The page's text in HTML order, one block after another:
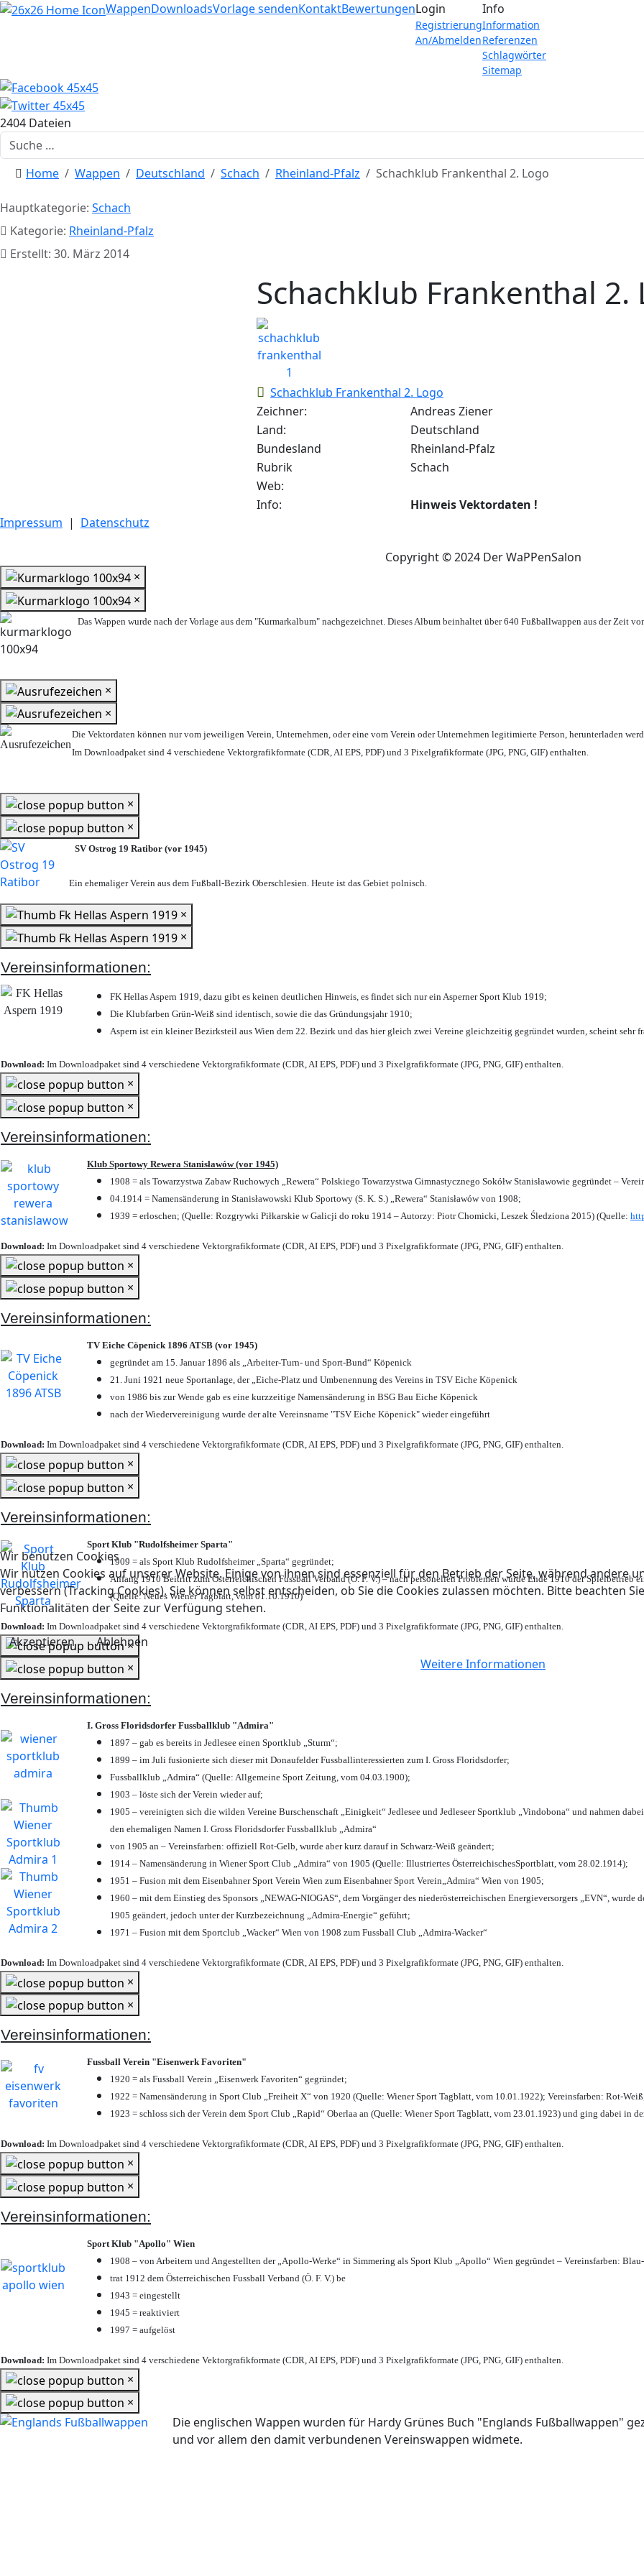
Home
WappenDownloadsVorlage sendenKontaktBewertungenLogin
Registrierung
An/Abmelden
Info
Information
Referenzen
Schlagwörter
Sitemap
2404 Dateien
Suchen
Home Wappen Deutschland Schach Rheinland-Pfalz Schachklub Frankenthal 2. Logo
Hauptkategorie: Schach
Kategorie: Rheinland-Pfalz
Erstellt: 30. März 2014
Schachklub Frankenthal 2.
Schachklub Frankenthal 2. Logo
Zeichner:
Andreas Ziener
Land:
Deutschland
Bundesland
Rheinland-Pfalz
Rubrik
Schach
Web:
Info:
Hinweis Vektordaten !
Impressum | Datenschutz
Copyright © 2024 Der WaPPenSalon
Wir benutzen Cookies
Wir nutzen Cookies auf unserer Website. Einige von ihnen sind essenziell für den Betrieb der Seite, während andere
verbessern (Tracking Cookies). Sie können selbst entscheiden, ob Sie die Cookies zulassen möchten. Bitte beachten
Funktionalitäten der Seite zur Verfügung stehen.
Akzeptieren
Ablehnen
Weitere Informationen
×
×
Das Wappen wurde nach der Vorlage aus dem "Kurmarkalbum" nachgezeichnet. Dieses Album beinhaltet über 640 Fußballwappen aus der Zeit
×
×
Die Vektordaten können nur vom jeweiligen Verein, Unternehmen, oder eine vom Verein oder Unternehmen legitimierte Person, herunterladen
Im Downloadpaket sind 4 verschiedene Vektorgrafikformate (CDR, AI EPS, PDF) und 3 Pixelgrafikformate (JPG, PNG, GIF) enthalten.
×
×
SV Ostrog 19 Ratibor (vor 1945)
Ein ehemaliger Verein aus dem Fußball-Bezirk Oberschlesien. Heute ist das Gebiet polnisch.
×
×
Vereinsinformationen:
FK Hellas Aspern 1919, dazu gibt es keinen deutlichen Hinweis, es findet sich nur ein Asperner Sport Klub 1919;
Die Klubfarben Grün-Weiß sind identisch, sowie die das Gründungsjahr 1910;
Aspern ist ein kleiner Bezirksteil aus Wien dem 22. Bezirk und das hier gleich zwei Vereine gleichzeitig gegründet wurden, scheint sehr
Download: Im Downloadpaket sind 4 verschiedene Vektorgrafikformate (CDR, AI EPS, PDF) und 3 Pixelgrafikformate (JPG, PNG, GIF) enthalten.
×
×
Vereinsinformationen:
Klub Sportowy Rewera Stanisławów (vor 1945)
1908 = als Towarzystwa Zabaw Ruchowych „Rewera“ Polskiego Towarzystwa Gimnastycznego Sokółw Stanisławowie gegründet –
04.1914 = Namensänderung in Stanisławowski Klub Sportowy (S. K. S.) „Rewera“ Stanisławów von 1908;
1939 = erloschen; (Quelle: Rozgrywki Piłkarskie w Galicji do roku 1914 – Autorzy: Piotr Chomicki, Leszek Śledziona 2015) (Quelle:
Download: Im Downloadpaket sind 4 verschiedene Vektorgrafikformate (CDR, AI EPS, PDF) und 3 Pixelgrafikformate (JPG, PNG, GIF) enthalten.
×
×
Vereinsinformationen:
TV Eiche Cöpenick 1896 ATSB (vor 1945)
gegründet am 15. Januar 1896 als „Arbeiter-Turn- und Sport-Bund“ Köpenick
21. Juni 1921 neue Sportanlage, der „Eiche-Platz und Umbenennung des Vereins in TSV Eiche Köpenick
von 1986 bis zur Wende gab es eine kurzzeitige Namensänderung in BSG Bau Eiche Köpenick
nach der Wiedervereinigung wurde der alte Vereinsname "TSV Eiche Köpenick" wieder eingeführt
Download: Im Downloadpaket sind 4 verschiedene Vektorgrafikformate (CDR, AI EPS, PDF) und 3 Pixelgrafikformate (JPG, PNG, GIF) enthalten.
×
×
Vereinsinformationen:
Sport Klub "Rudolfsheimer Sparta"
1909 = als Sport Klub Rudolfsheimer „Sparta“ gegründet;
Anfang 1910 Beitritt zum Österreichischen Fussball Verband (Ö. F. V.) – nach personellen Problemen wurde Ende 1910 der
(Quelle: Neues Wiener Tagblatt, vom 01.10.1910)
Download: Im Downloadpaket sind 4 verschiedene Vektorgrafikformate (CDR, AI EPS, PDF) und 3 Pixelgrafikformate (JPG, PNG, GIF) enthalten.
×
×
Vereinsinformationen:
I. Gross Floridsdorfer Fussballklub "Admira"
1897 – gab es bereits in Jedlesee einen Sportklub „Sturm“;
1899 – im Juli fusionierte sich dieser mit Donaufelder Fussballinteressierten zum I. Gross Floridsdorfer;
Fussballklub „Admira“ (Quelle: Allgemeine Sport Zeitung, vom 04.03.1900);
1903 – löste sich der Verein wieder auf;
1905 – vereinigten sich die wilden Vereine Burschenschaft „Einigkeit“ Jedlesee und Jedleseer Sportklub „Vindobona“ und nahmen
den ehemaligen Namen I. Gross Floridsdorfer Fussballklub „Admira“
von 1905 an – Vereinsfarben: offiziell Rot-Gelb, wurde aber kurz darauf in Schwarz-Weiß geändert;
1914 – Namensänderung in Wiener Sport Club „Admira“ von 1905 (Quelle: Illustriertes ÖsterreichischesSportblatt, vom 28.02.1914);
1951 – Fusion mit dem Eisenbahner Sport Verein Wien zum Eisenbahner Sport Verein„Admira“ Wien von 1905;
1960 – mit dem Einstieg des Sponsors „NEWAG-NIOGAS“, dem Vorgänger des niederösterreichischen Energieversorgers „EVN“,
1905 geändert, jedoch unter der Kurzbezeichnung „Admira-Energie“ geführt;
1971 – Fusion mit dem Sportclub „Wacker“ Wien von 1908 zum Fussball Club „Admira-Wacker“
Download: Im Downloadpaket sind 4 verschiedene Vektorgrafikformate (CDR, AI EPS, PDF) und 3 Pixelgrafikformate (JPG, PNG, GIF) enthalten.
×
×
Vereinsinformationen:
Fussball Verein "Eisenwerk Favoriten"
1920 = als Fussball Verein „Eisenwerk Favoriten“ gegründet;
1922 = Namensänderung in Sport Club „Freiheit X“ von 1920 (Quelle: Wiener Sport Tagblatt, vom 10.01.1922); Vereinsfarben: Rot-
1923 = schloss sich der Verein dem Sport Club „Rapid“ Oberlaa an (Quelle: Wiener Sport Tagblatt, vom 23.01.1923) und ging dabei in
Download: Im Downloadpaket sind 4 verschiedene Vektorgrafikformate (CDR, AI EPS, PDF) und 3 Pixelgrafikformate (JPG, PNG, GIF) enthalten.
×
×
Vereinsinformationen:
Sport Klub "Apollo" Wien
1908 – von Arbeitern und Angestellten der „Apollo-Werke“ in Simmering als Sport Klub „Apollo“ Wien gegründet – Vereinsfarben:
trat 1912 dem Österreichischen Fussball Verband (Ö. F. V.) be
1943 = eingestellt
1945 = reaktiviert
1997 = aufgelöst
Download: Im Downloadpaket sind 4 verschiedene Vektorgrafikformate (CDR, AI EPS, PDF) und 3 Pixelgrafikformate (JPG, PNG, GIF) enthalten.
×
×
Die englischen Wappen wurden für Hardy Grünes Buch "Englands Fußballwappen"
und vor allem den damit verbundenen Vereinswappen widmete.